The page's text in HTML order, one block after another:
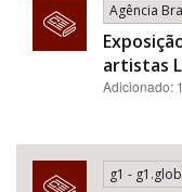
Agência
artistas
Adicionado:
g1 -